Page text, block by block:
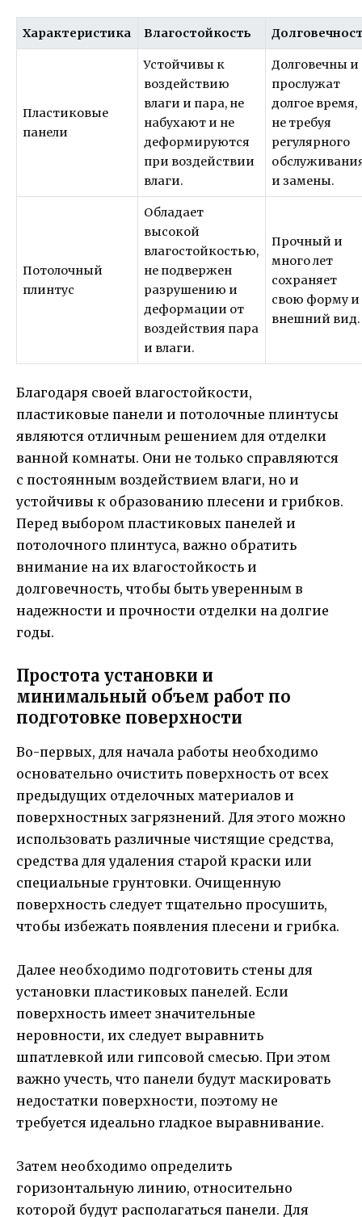
Характеристика Влагостойкость
Пластиковые
панели
Устойчивы к
воздействию
влаги и пара, не
набухают и не
деформируются
при воздействии
влаги.
Долговечны и
прослужат
долгое время,
не требуя
регулярного
и замены.
Потолочный
плинтус
Обладает
высокой
влагостойкостью,
не подвержен
разрушению и
деформации от
воздействия пара
и влаги.
Прочный и
много лет
сохраняет
свою форму и
внешний вид.
Благодаря своей влагостойкости,
пластиковые панели и потолочные плинтусы
являются отличным решением для отделки
ванной комнаты. Они не только справляются
с постоянным воздействием влаги, но и
устойчивы к образованию плесени и грибков.
Перед выбором пластиковых панелей и
потолочного плинтуса, важно обратить
внимание на их влагостойкость и
долговечность, чтобы быть уверенным в
надежности и прочности отделки на долгие
годы.
Простота установки и
минимальный объем работ по
подготовке поверхности
Во-первых, для начала работы необходимо
основательно очистить поверхность от всех
предыдущих отделочных материалов и
поверхностных загрязнений. Для этого можно
использовать различные чистящие средства,
средства для удаления старой краски или
специальные грунтовки. Очищенную
поверхность следует тщательно просушить,
чтобы избежать появления плесени и грибка.
Далее необходимо подготовить стены для
установки пластиковых панелей. Если
поверхность имеет значительные
неровности, их следует выравнить
шпатлевкой или гипсовой смесью. При этом
важно учесть, что панели будут маскировать
недостатки поверхности, поэтому не
требуется идеально гладкое выравнивание.
Затем необходимо определить
горизонтальную линию, относительно
которой будут располагаться панели. Для